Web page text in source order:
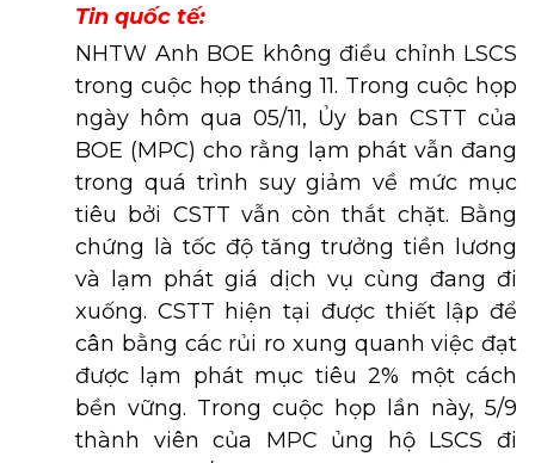
Tin quốc tế:
NHTW Anh BOE không điều chỉnh LSCS
trong cuộc họp tháng 11. Trong cuộc họp
ngày hôm qua 05/11, Ủy ban CSTT của
BOE (MPC) cho rằng lạm phát vẫn đang
trong quá trình suy giảm về mức mục
tiêu bởi CSTT vẫn còn thắt chặt. Bằng
chứng là tốc độ tăng trưởng tiền lương
và lạm phát giá dịch vụ cùng đang đi
xuống. CSTT hiện tại được thiết lập để
cân bằng các rủi ro xung quanh việc đạt
được lạm phát mục tiêu 2% một cách
bền vững. Trong cuộc họp lần này, 5/9
thành viên của MPC ủng hộ LSCS đi